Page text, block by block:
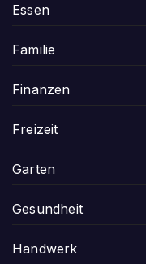
Essen
Familie
Finanzen
Freizeit
Garten
Gesundheit
Handwerk